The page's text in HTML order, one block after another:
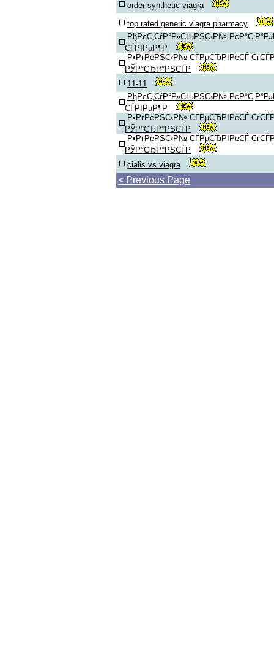
order synthetic viagra
top rated generic viagra pharmacy
РђРєС‚СѓР°Р»СЊРЅС‹Р№
СЃРІРµР¶Р
Р•РґРёРЅС‹Р№ СЃРµСЂРІРёСЃ
РЎР°СЂР°РЅСЃР
11-11
РђРєС‚СѓР°Р»СЊРЅС‹Р№
СЃРІРµР¶Р
Р•РґРёРЅС‹Р№ СЃРµСЂРІРёСЃ
РЎР°СЂР°РЅСЃР
Р•РґРёРЅС‹Р№ СЃРµСЂРІРёСЃ
РЎР°СЂР°РЅСЃР
cialis vs viagra
< Previous Page